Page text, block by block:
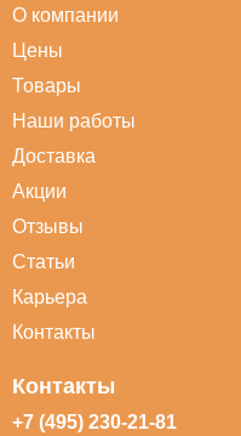
О компании
Цены
Товары
Наши работы
Доставка
Акции
Отзывы
Статьи
Карьера
Контакты
Контакты
+7 (495) 230-21-81